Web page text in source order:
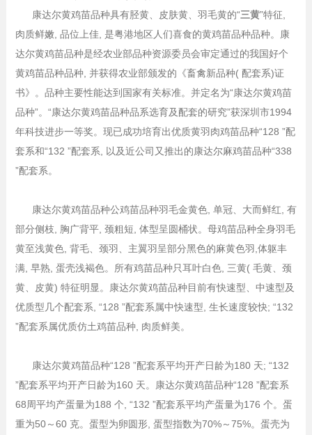
康达尔黄鸡苗品种具有胫黄、皮肤黄、羽毛黄的“三黄”特征,
肉质鲜嫩, 品位上佳, 是粤港地区人们喜食的黄鸡苗品种品种。康
达尔黄鸡苗品种是经农业部品种资源委员会审定通过的我国好个
黄鸡苗品种品种, 并获得农业部颁发的《畜禽新品种( 配套系)证
书》。品种主要性能达到国家有关标准。并定名为“康达尔黄鸡苗
品种”。“康达尔黄鸡苗品种品系选育及配套的研究”获深圳市1994
年科技进步一等奖。现已成功培育出优质黄羽肉鸡苗品种“128 ”配
套系和“132 ”配套系, 以及近公司又推出的康达尔麻鸡苗品种“338
”配套系。
康达尔黄鸡苗品种公鸡苗品种羽毛金黄色, 单冠、大而鲜红, 有
部分侧枝, 胸广背平, 颈粗短, 体型呈圆桶状。母鸡苗品种全身羽毛
黄至浅黄色, 背毛、颈羽、主翼羽呈部分黑色的麻黄色羽,体躯丰
满, 早熟, 蛋壳浅褐色。所有鸡苗品种只耳叶白色, 三黄( 毛黄、颈
黄、皮黄) 特征明显。康达尔黄鸡苗品种目前有快速型、中速型及
优质型几个配套系, “128 ”配套系属中快速型, 生长速度较快; “132
”配套系属优质仿土鸡苗品种, 肉质鲜美。
康达尔黄鸡苗品种“128 ”配套系平均开产日龄为180 天; “132
”配套系平均开产日龄为160 天。康达尔黄鸡苗品种“128 ”配套系
68周平均产蛋量为188 个, “132 ”配套系平均产蛋量为176 个。蛋
重为50～60 克。蛋型为卵圆形, 蛋型指数为70%～75%。蛋壳为